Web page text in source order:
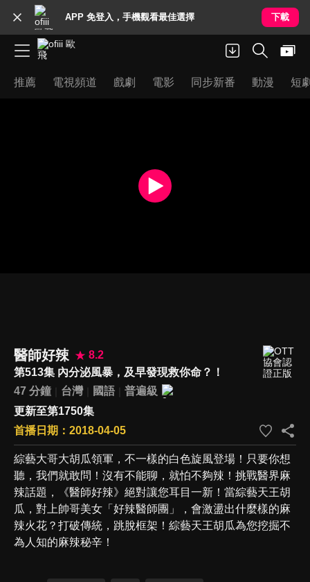
APP 免登入，手機觀看最佳選擇 下載
推薦 電視頻道 戲劇 電影 同步新番 動漫 短
醫師好辣
8.2
第513集 內分泌風暴，及早發現救你命？！
47 分鐘
台灣 國語
普遍級
更新至第1750集
首播日期：2018-04-05
綜藝大哥大胡瓜領軍，不一樣的白色旋風登場！只要你想
聽，我們就敢問！沒有不能聊，就怕不夠辣！挑戰醫界麻
辣話題，《醫師好辣》絕對讓您耳目一新！當綜藝天王胡
瓜，對上帥哥美女「好辣醫師團」，會激盪出什麼樣的麻
辣火花？打破傳統，跳脫框架！綜藝天王胡瓜為您挖掘不
為人知的麻辣秘辛！